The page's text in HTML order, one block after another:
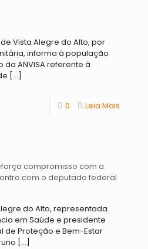
Vista Alegre do Alto, por
informa à população
ANVISA referente à
[…]
0 Leia Mais
compromisso com a
com o deputado federal
do Alto, representada
em Saúde e presidente
de Proteção e Bem-Estar
[…]